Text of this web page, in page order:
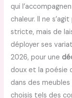
qui
chaleur. Il ne
stricte, mais de
déployer ses
2026, pour une
doux et la poésie
dans des
choisis tels des